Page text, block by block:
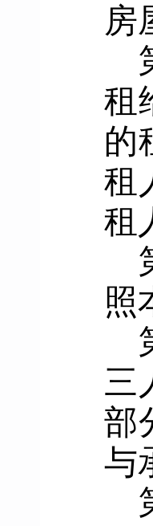
房
租
的
租
租
照
三
部
与